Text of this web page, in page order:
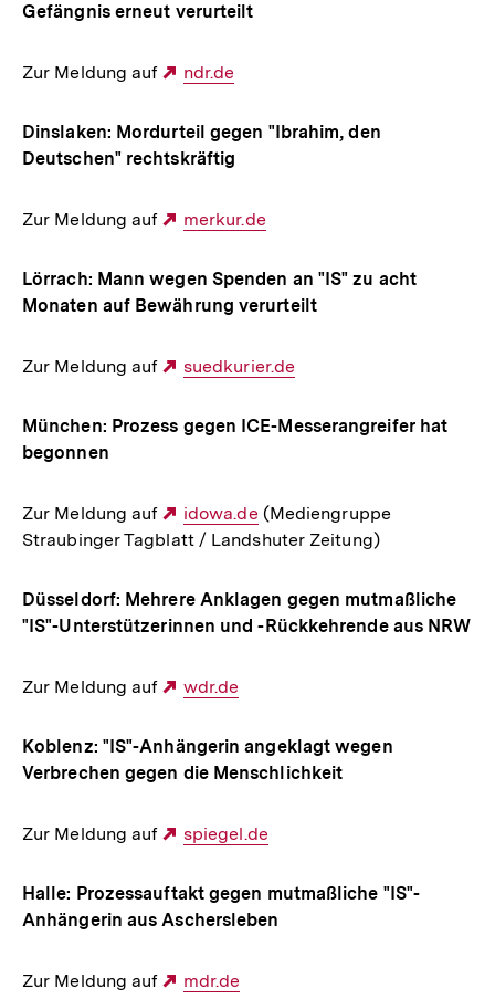
Gefängnis erneut verurteilt
Zur Meldung auf
Externer
ndr.de
Dinslaken: Mordurteil gegen "Ibrahim, den
Deutschen" rechtskräftig
Zur Meldung auf
Externer
merkur.de
Lörrach: Mann wegen Spenden an "IS" zu acht
Monaten auf Bewährung verurteilt
Zur Meldung auf
Externer
suedkurier.de
München: Prozess gegen ICE-Messerangreifer hat
begonnen
Zur Meldung auf
Externer
Link:
idowa.de (Mediengruppe
Straubinger Tagblatt / Landshuter Zeitung)
Düsseldorf: Mehrere Anklagen gegen mutmaßliche
"IS"-Unterstützerinnen und -Rückkehrende aus NRW
Zur Meldung auf
Externer
wdr.de
Koblenz: "IS"-Anhängerin angeklagt wegen
Verbrechen gegen die Menschlichkeit
Zur Meldung auf
Externer
spiegel.de
Halle: Prozessauftakt gegen mutmaßliche "IS"-
Anhängerin aus Aschersleben
Zur Meldung auf
Externer
mdr.de